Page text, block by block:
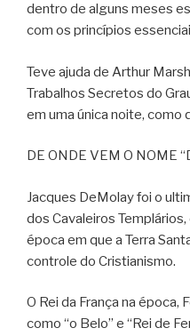
dentro de alguns meses
com os princípios
Teve ajuda de Arthur
Trabalhos Secretos do
em uma única noite, como
DE ONDE VEM O NOME
Jacques DeMolay foi o
dos Cavaleiros
época em que a Terra
controle do Cristianismo.
O Rei da França na época,
como “o Belo” e “Rei de